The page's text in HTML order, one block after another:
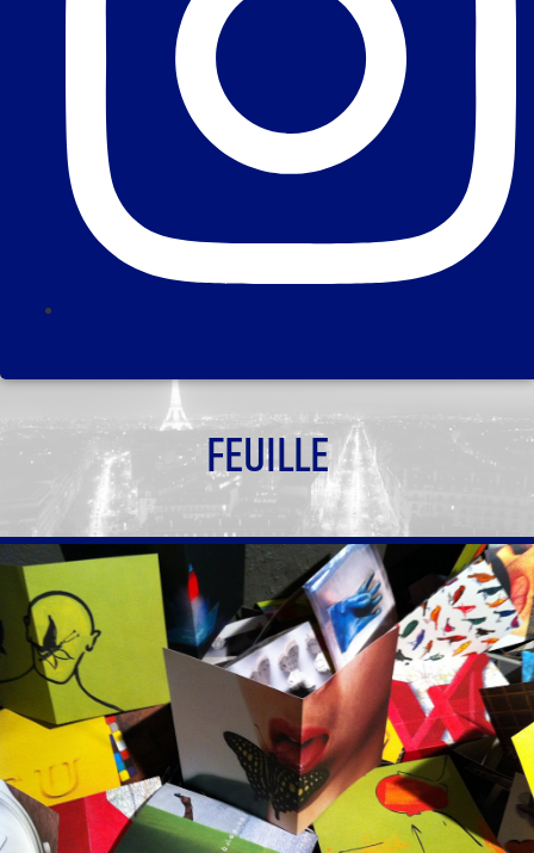
FEUILLE